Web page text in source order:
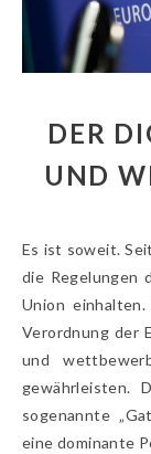
DER
UND
Es ist soweit. Seit HEUTE müssen diverse Internet-Giganten
die Regelungen
Union
Verordnung der
und
gewährleisten.
sogenannte
eine dominante